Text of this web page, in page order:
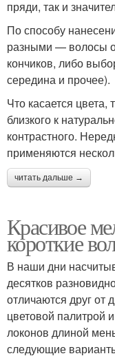
пряди, так и
По способу
разными — волосы
кончиков, либо
середина и прочее).
Что касается
близкого к
контрастного.
применяются
читать дальше →
Красивое
короткие
В наши дни
десятков
отличаются друг от
цветовой палитрой
локонов длиной
следующие